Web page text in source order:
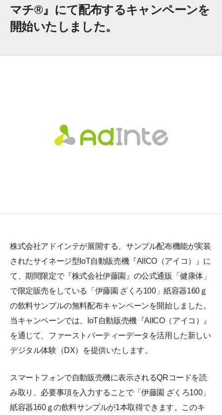
マチ®』にて配布するキャンペーンを
開始いたしました。
株式会社アドインテが展開する、サンプル配布機能が実装
されたサイネージ型IoT自動販売機『AIICO（アイコ）』に
て、期間限定で『株式会社伊藤園』の公式通販「健康体」
で限定販売をしている「伊藤園 ざくろ100」紙容器160ｇ
の飲料サンプルの無料配布キャンペーンを開始しました。
当キャンペーンでは、IoT自動販売機『AIICO（アイコ）』
を通じて、ファーストパーティーデータを活用した新しい
デジタル体験（DX）を提供いたします。
スマートフォンで自動販売機に表示されるQRコードを読
み取り、必要事項を入力することで「伊藤園 ざくろ100」
紙容器160ｇの飲料サンプルが1本取得できます。このキ